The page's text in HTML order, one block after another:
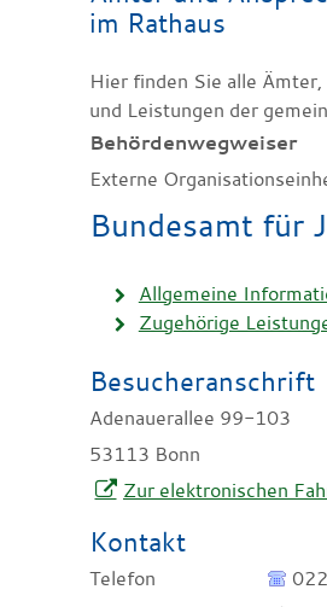
im Rathaus
Hier finden Sie alle
und Leistungen der
Behördenwegweiser
Externe
Bundesamt für
Allgemeine
Zugehörige
Besucheranschrift
Adenauerallee 99-103
53113 Bonn
Zur elektronischen
Kontakt
Telefon